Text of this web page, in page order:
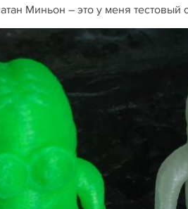
Миньон – это у меня